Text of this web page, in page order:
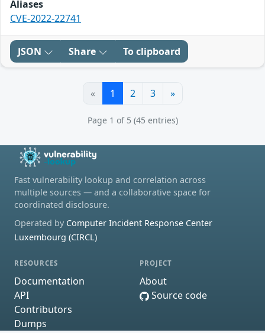
Aliases
CVE-2022-22741
JSON Share To clipboard
« 1 2 3 »
Page 1 of 5 (45 entries)
Fast vulnerability lookup and correlation across
multiple sources — and a collaborative space for
coordinated disclosure.
Operated by Computer Incident Response Center
Luxembourg (CIRCL)
RESOURCES
Documentation
API
Contributors
Dumps
PROJECT
About
Source code